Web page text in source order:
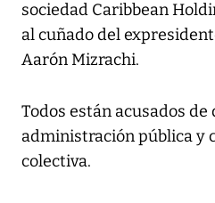
sociedad Caribbean
al cuñado del
Aarón Mizrachi.
Todos están acusados
administración pública y
colectiva.